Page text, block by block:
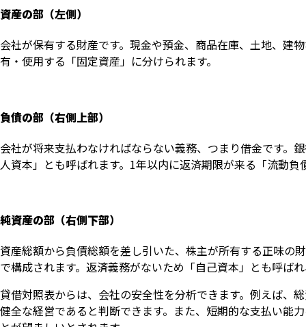
資産の部（左側）
会社が保有する財産です。現金や預金、商品在庫、土地、建
有・使用する「固定資産」に分けられます。
負債の部（右側上部）
会社が将来支払わなければならない義務、つまり借金です。
人資本」とも呼ばれます。1年以内に返済期限が来る「流動
純資産の部（右側下部）
資産総額から負債総額を差し引いた、株主が所有する正味の
で構成されます。返済義務がないため「自己資本」とも呼ば
貸借対照表からは、会社の安全性を分析できます。例えば、
健全な経営であると判断できます。また、短期的な支払い